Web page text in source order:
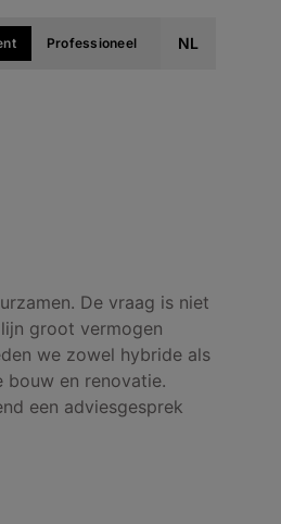
Professioneel NL
De vraag is niet
groot vermogen
we zowel hybride als
bouw en renovatie.
een adviesgesprek